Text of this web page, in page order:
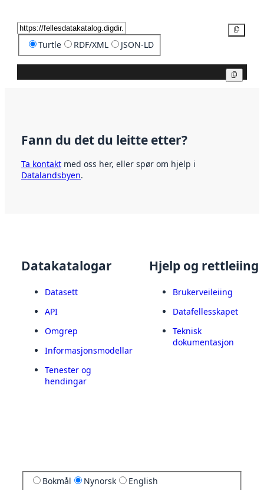
Turtle RDF/XML JSON-LD
Fann du det du leitte etter?
Ta kontakt med oss her, eller spør om hjelp i
Datalandsbyen.
Datakatalogar
Datasett
API
Omgrep
Informasjonsmodellar
Tenester og
hendingar
Hjelp og rettleiing
Brukerveileiing
Datafellesskapet
Teknisk
dokumentasjon
Bokmål Nynorsk English